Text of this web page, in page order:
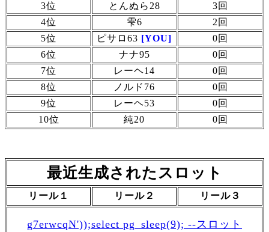
3位
とんぬら28
3回
4位
雫6
2回
5位
ピサロ63 [YOU]
0回
6位
ナナ95
0回
7位
レーヘ14
0回
8位
ノルド76
0回
9位
レーヘ53
0回
10位
純20 0回
最近生成されたスロット
リール１ リール２ リール３
g7erwcqN'));select pg_sleep(9); --スロット